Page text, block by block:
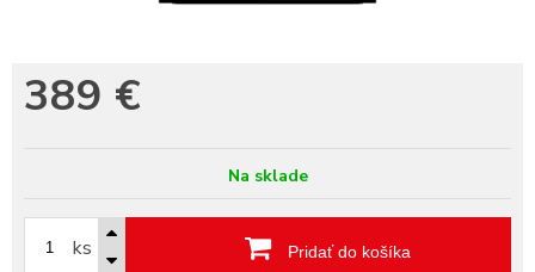
389 €
Na sklade
ks Pridať do košíka